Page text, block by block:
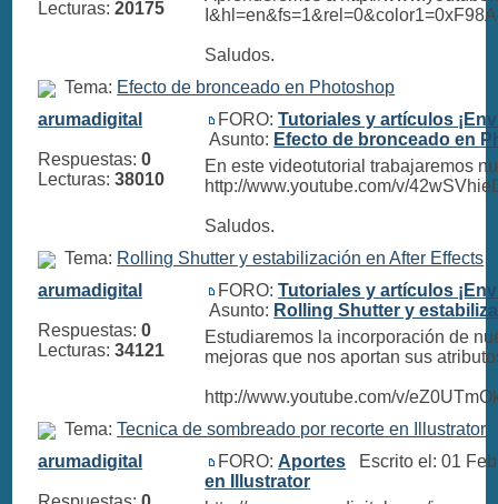
Lecturas:20175
Saludos.
Tema: Efecto de bronceado en Photoshop
arumadigital
Respuestas:0
Lecturas:38010
FORO:Tutoriales y artículos
Asunto: Efecto de bronceado en
En este videotutorial trabajaremos
http://www.youtube.com/v/
Saludos.
Tema: Rolling Shutter y estabilización en After Effects
arumadigital
Respuestas:0
Lecturas:34121
FORO:Tutoriales y artículos
Asunto: Rolling Shutter y
Estudiaremos la incorporación de
mejoras que nos aportan sus
http://www.youtube.com/v/
Tema:Tecnica de sombreado por recorte en Illustrator
arumadigital
FORO: Aportes Escrito el: 01
en Illustrator